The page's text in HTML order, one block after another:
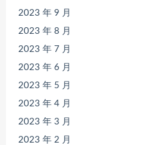
2023 年 9 月
2023 年 8 月
2023 年 7 月
2023 年 6 月
2023 年 5 月
2023 年 4 月
2023 年 3 月
2023 年 2 月